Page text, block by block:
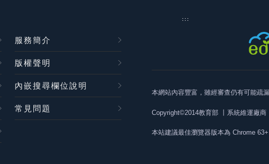
:::
服務簡介
版權聲明
內嵌搜尋欄位說明
常見問題
本網站內容豐富，雖經審查仍有可能疏
Copyright©2014教育部 丨系統維運廠
本站建議最佳瀏覽器版本為 Chrome